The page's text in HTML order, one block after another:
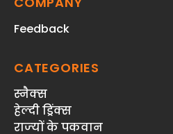
Feedback
CATEGORIES
स्‍नैक्‍स
हेल्दी ड्रिंक्स
राज्‍यों के पकवान